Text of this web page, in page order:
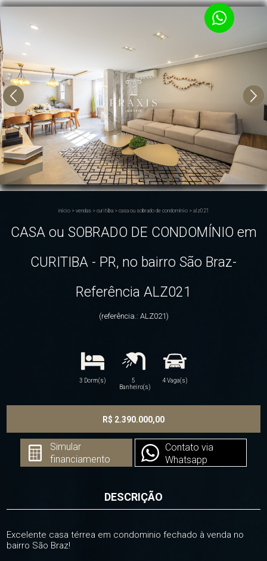
início > vendas > curitiba > casa ou sobrado de condomínio > alz021
CASA ou SOBRADO DE CONDOMÍNIO em
CURITIBA - PR, no bairro São Braz-
Referência ALZ021
(referência.: ALZ021)
3 Dorm(s)
5
Banheiro(s)
4 Vaga(s)
R$ 2.390.000,00
Simular
financiamento
Contato via
Whatsapp
DESCRIÇÃO
Excelente casa térrea em condominio fechado à venda no
bairro São Braz!